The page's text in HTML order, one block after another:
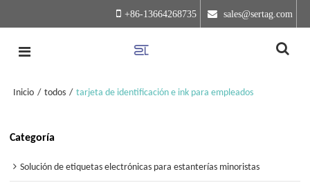
+86-13664268735 sales@sertag.com
Inicio / todos / tarjeta de identificación e ink para empleados
Categoría
Solución de etiquetas electrónicas para estanterías minoristas